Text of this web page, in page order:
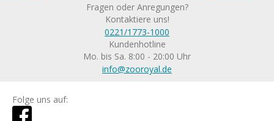
Fragen oder Anregungen?
Kontaktiere uns!
0221/1773-1000
Kundenhotline
Mo. bis Sa. 8:00 - 20:00 Uhr
info@zooroyal.de
Folge uns auf: